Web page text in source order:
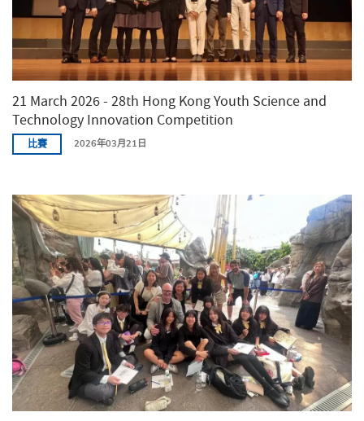
21 March 2026 - 28th Hong Kong Youth Science and
Technology Innovation Competition
比賽 2026年03月21日